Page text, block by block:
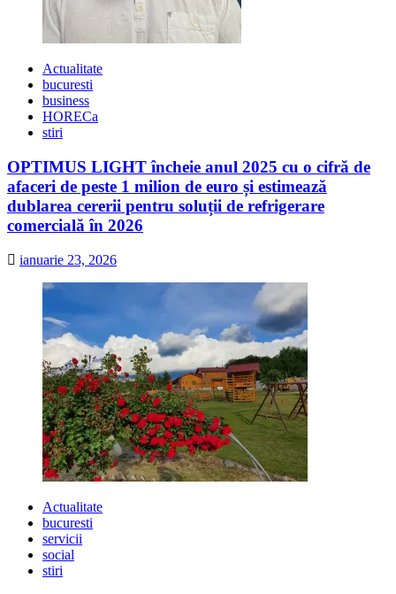
Actualitate
bucuresti
business
HORECa
stiri
OPTIMUS LIGHT încheie anul 2025 cu o cifră de
afaceri de peste 1 milion de euro și estimează
dublarea cererii pentru soluții de refrigerare
comercială în 2026
ianuarie 23, 2026
Actualitate
bucuresti
servicii
social
stiri